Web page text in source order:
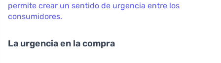
permite crear un sentido de urgencia entre los
consumidores.
La urgencia en la compra